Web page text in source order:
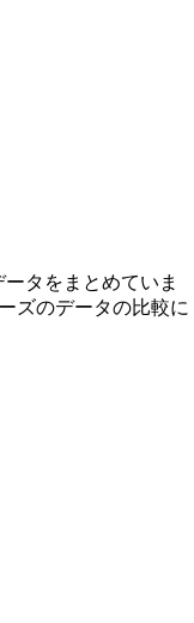
タをまとめていま
ズのデータの比較に